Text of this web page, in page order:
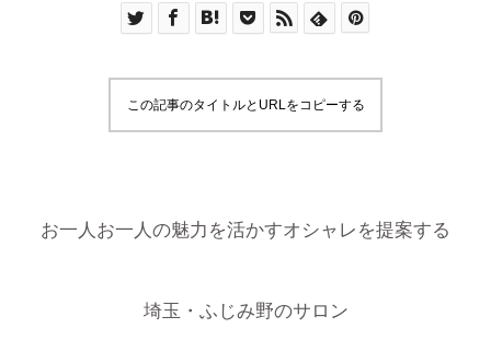
この記事のタイトルとURLをコピーする
お一人お一人の魅力を活かすオシャレを提案する
埼玉・ふじみ野のサロン